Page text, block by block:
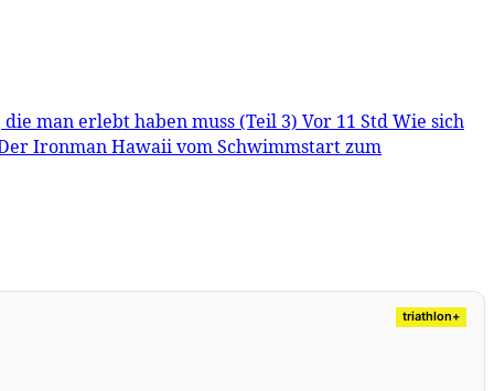
man erlebt haben muss (Teil 3) Vor 11 StdWie sich
Ironman Hawaii vom Schwimmstart zum
triathlon+